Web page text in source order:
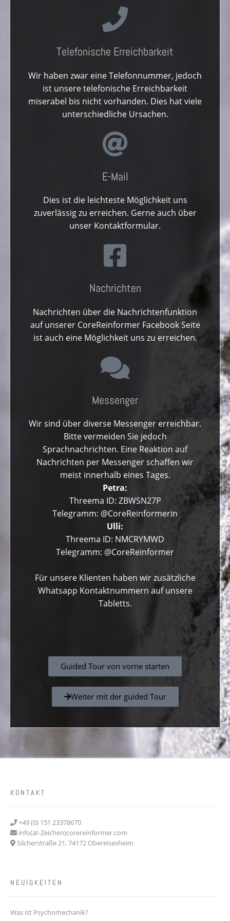
Telefonische Erreichbarkeit
Wir haben zwar eine Telefonnummer, jedoch
ist unsere telefonische Erreichbarkeit
miserabel bis nicht vorhanden. Dies hat viele
unterschiedliche Ursachen.
E-Mail
Dies ist die leichteste Möglichkeit uns
zuverlässig zu erreichen. Gerne auch über
unser Kontaktformular.
Nachrichten
Nachrichten über die Nachrichtenfunktion
auf unserer CoreReinformer Facebook Seite
ist auch eine Möglichkeit uns zu erreichen.
Messenger
Wir sind über diverse Messenger erreichbar.
Bitte vermeiden Sie jedoch
Sprachnachrichten. Eine Reaktion auf
Nachrichten per Messenger schaffen wir
meist innerhalb eines Tages.
Petra:
Threema ID: ZBWSN27P
Telegramm: @CoreReinformerin
Ulli:
Threema ID: NMCRYMWD
Telegramm: @CoreReinformer
Für unsere Klienten haben wir zusätzliche
Whatsapp Kontaktnummern auf unsere
Tabletts.
Guided Tour von vorne starten
Weiter mit der guided Tour
KONTAKT
+49 (0) 151 23378670
info(ät-Zeichen)corereinformer.com
Silcherstraße 21, 74172 Obereisesheim
NEUIGKEITEN
Was ist Psychomechanik?